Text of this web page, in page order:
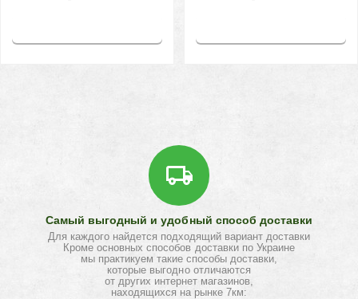
Самый выгодный и удобный способ доставки
Для каждого найдется подходящий вариант доставки
Кроме основных способов доставки по Украине
мы практикуем такие способы доставки,
которые выгодно отличаются
от других интернет магазинов,
находящихся на рынке 7км: